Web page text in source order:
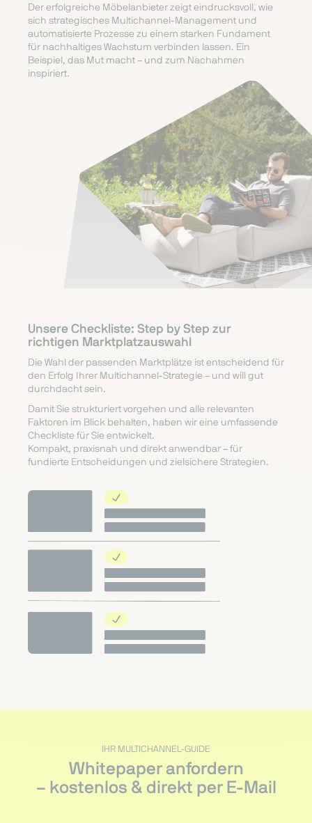
Der erfolgreiche Möbelanbieter zeigt eindrucksvoll, wie
sich strategisches Multichannel-Management und
automatisierte Prozesse zu einem starken Fundament
für nachhaltiges Wachstum verbinden lassen. Ein
Beispiel, das Mut macht – und zum Nachahmen
inspiriert.
Unsere Checkliste: Step by Step zur
richtigen Marktplatzauswahl
Die Wahl der passenden Marktplätze ist entscheidend für
den Erfolg Ihrer Multichannel-Strategie – und will gut
durchdacht sein.
Damit Sie strukturiert vorgehen und alle relevanten
Faktoren im Blick behalten, haben wir eine umfassende
Checkliste für Sie entwickelt.
Kompakt, praxisnah und direkt anwendbar – für
fundierte Entscheidungen und zielsichere Strategien.
IHR MULTICHANNEL-GUIDE
Whitepaper anfordern
– kostenlos & direkt per E-Mail